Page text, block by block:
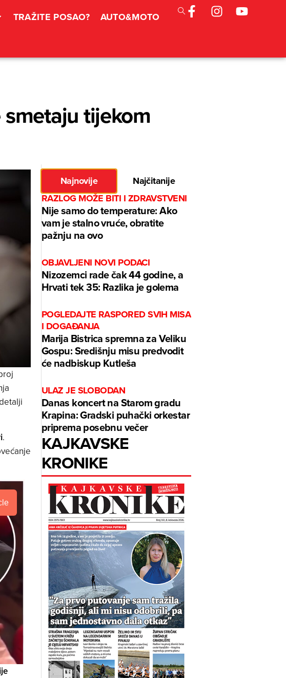
TRAŽITE POSAO?
AUTO&MOTO
tijekom
.
Najnovije
Najčitanije
RAZLOG MOŽE BITI I ZDRAVSTVENI
Nije samo do temperature: Ako
vam je stalno vruće, obratite
pažnju na ovo
OBJAVLJENI NOVI PODACI
Nizozemci rade čak 44 godine, a
Hrvati tek 35: Razlika je golema
POGLEDAJTE RASPORED SVIH MISA
I DOGAĐANJA
Marija Bistrica spremna za Veliku
Gospu: Središnju misu predvodit
će nadbiskup Kutleša
ULAZ JE SLOBODAN
Danas koncert na Starom gradu
Krapina: Gradski puhački orkestar
priprema posebnu večer
KAJKAVSKE
KRONIKE